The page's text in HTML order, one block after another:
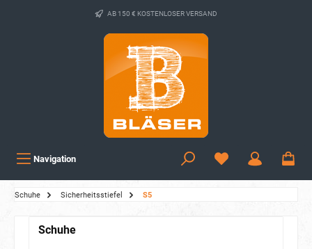
AB 150 € KOSTENLOSER VERSAND
Navigation
Schuhe Sicherheitsstiefel S5
Schuhe